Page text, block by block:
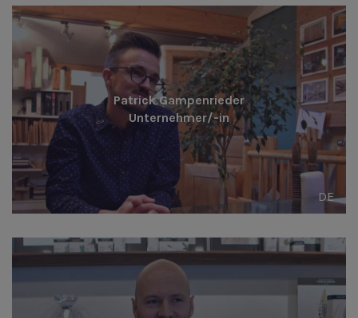
Patrick Gampenrieder
Unternehmer/-in
DE